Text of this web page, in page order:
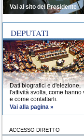
Vai al sito del Presidente
DEPUTATI
Dati biografici e d'elezione,
l'attività svolta, come hanno
e come contattarli.
Vai alla pagina »
ACCESSO DIRETTO